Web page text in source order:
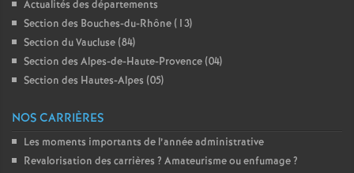
r
Actualités des départements
Section des Bouches-du-Rhône (13)
Section du Vaucluse (84)
Section des Alpes-de-Haute-Provence (04)
Section des Hautes-Alpes (05)
NOS CARRIÈRES
Les moments importants de l’année administrative
Revalorisation des carrières ? Amateurisme ou enfumage?